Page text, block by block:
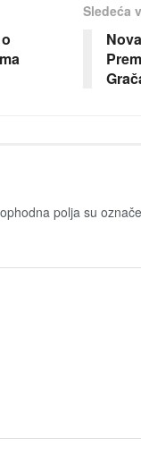
Sledeća
polja su